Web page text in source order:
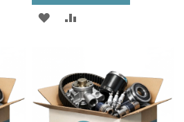
AJOUTER
LISTE
D’ENVIE